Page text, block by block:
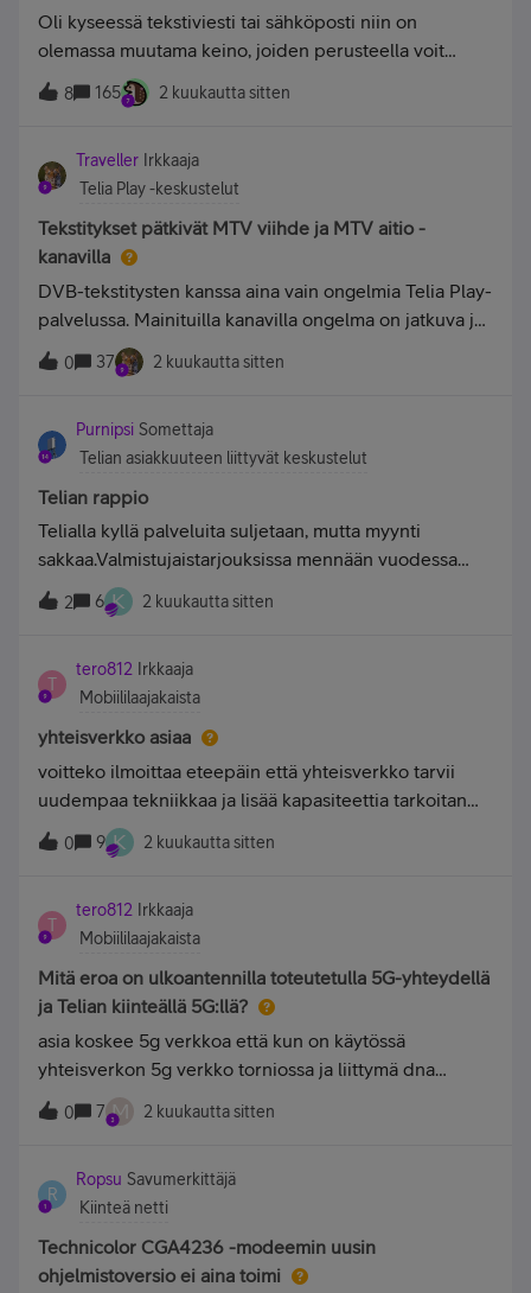
Oli kyseessä tekstiviesti tai sähköposti niin on
olemassa muutama keino, joiden perusteella voit
ainakin yrittää tunnistaa viestin huijausviestiksi.
Koostimme kuusi vinkkiä, jotka jokaisen on syytä pitää
8 165 2 kuukautta sitten
Traveller Irkkaaja
Telia Play -keskustelut
Tekstitykset pätkivät MTV viihde ja MTV aitio -
kanavilla
DVB-tekstitysten kanssa aina vain ongelmia Telia Play-
palvelussa. Mainituilla kanavilla ongelma on jatkuva ja
kiusallinen. Ongelma riippumaton siitä millä laitteella
lähetyksiä katsoo. --Muokkaus katjane: Muokkasin
0 37 2 kuukautta sitten
Purnipsi Somettaja
Telian asiakkuuteen liittyvät keskustelut
Telian rappio
Telialla kyllä palveluita suljetaan, mutta myynti
sakkaa.Valmistujaistarjouksissa mennään vuodessa
2024? Onko edes tarkoitus myydä mitään? Eihän noita
tuotteita ole edes saatavilla?
kaupan tuotery
2 6 K 2 kuukautta sitten
T
tero812
Irkkaaja
Mobiililaajakaista
yhteisverkko asiaa
voitteko ilmoittaa eteepäin että yhteisverkko tarvii
uudempaa tekniikkaa ja lisää kapasiteettia tarkoitan
teliaa ja dna ja kumpi on vakaampi yhteys kun olen
saanut sen kuvan että dna on nopeampi mutta telia
0 9 K 2 kuukautta sitten
T
tero812
Irkkaaja
Mobiililaajakaista
Mitä eroa on ulkoantennilla toteutetulla 5G-yhteydellä
ja Telian kiinteällä 5G:llä?
asia koskee 5g verkkoa että kun on käytössä
yhteisverkon 5g verkko torniossa ja liittymä dna
ja jossa reititin on yhistetty ulkoiseen anteeniin ja
reittimen yhteys tulee ethernet kaapelin kautta ja
0 7 M 2 kuukautta sitten
R
Ropsu Savumerkittäjä
Kiinteä netti
Technicolor CGA4236 -modeemin uusin
ohjelmistoversio ei aina toimi